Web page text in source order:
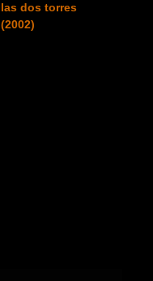
las dos torres
(2002)